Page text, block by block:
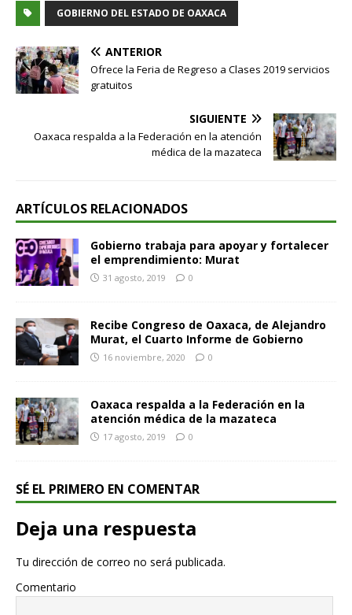
GOBIERNO DEL ESTADO DE OAXACA
ANTERIOR
Ofrece la Feria de Regreso a Clases 2019 servicios
gratuitos
SIGUIENTE
Oaxaca respalda a la Federación en la atención
médica de la mazateca
ARTÍCULOS RELACIONADOS
Gobierno trabaja para apoyar y fortalecer
el emprendimiento: Murat
31 agosto, 2019 0
Recibe Congreso de Oaxaca, de Alejandro
Murat, el Cuarto Informe de Gobierno
16 noviembre, 2020 0
Oaxaca respalda a la Federación en la
atención médica de la mazateca
17 agosto, 2019 0
SÉ EL PRIMERO EN COMENTAR
Deja una respuesta
Tu dirección de correo no será publicada.
Comentario